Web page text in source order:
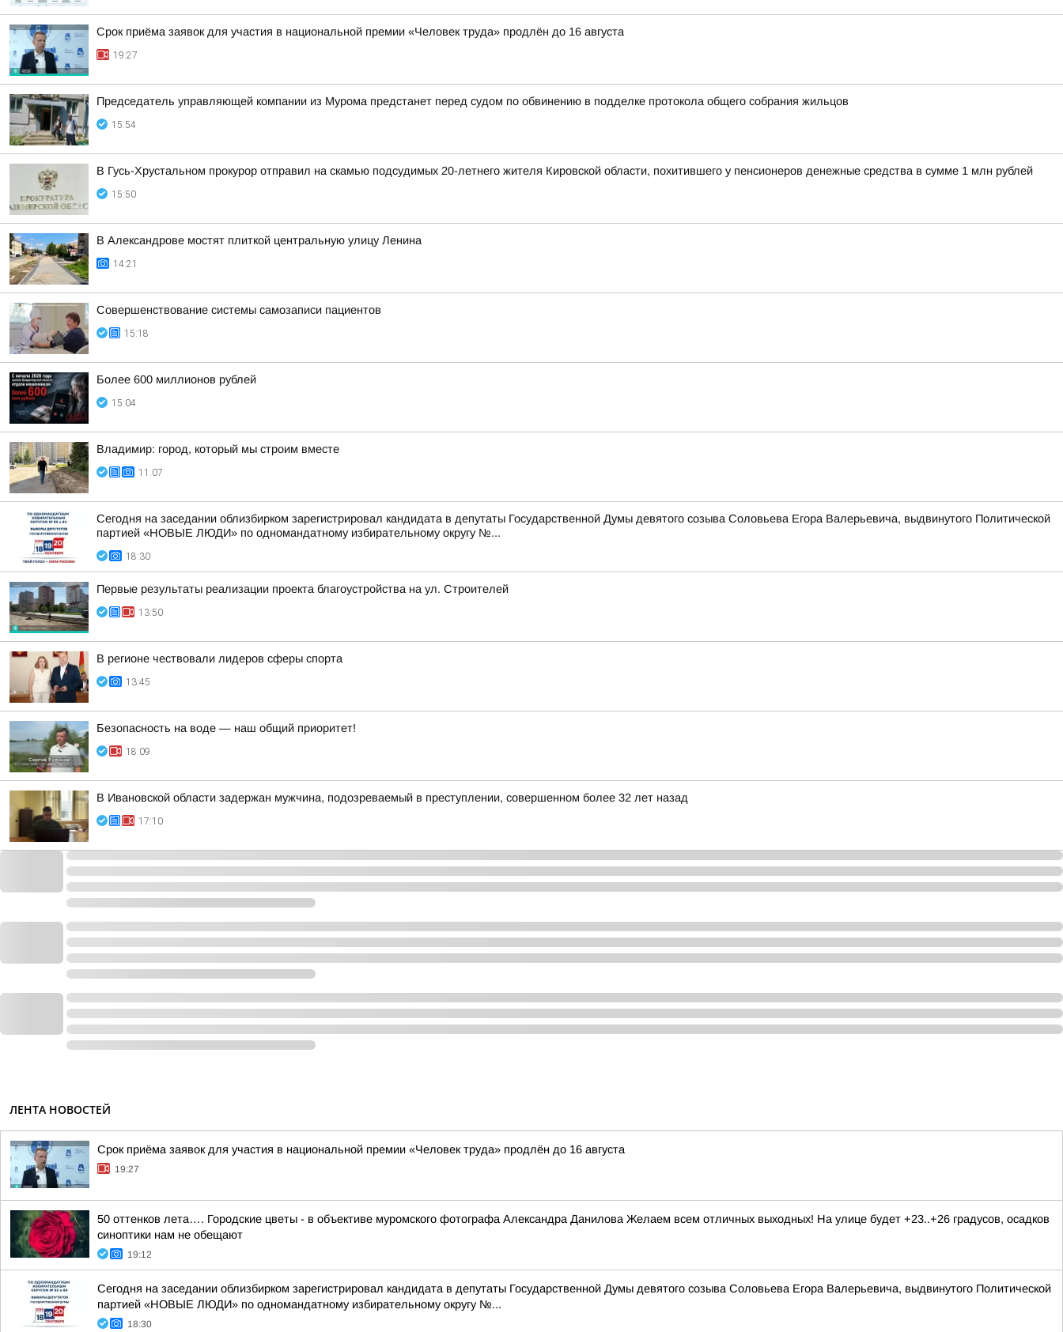
Срок приёма заявок для участия в национальной премии «Человек труда» продлён до 16 августа
19:27
Председатель управляющей компании из Мурома предстанет перед судом по обвинению в подделке протокола общего собрания жильцов
15:54
В Гусь-Хрустальном прокурор отправил на скамью подсудимых 20-летнего жителя Кировской области, похитившего у пенсионеров денежные средства в сумме 1 млн рублей
15:50
В Александрове мостят плиткой центральную улицу Ленина
14:21
Совершенствование системы самозаписи пациентов
15:18
Более 600 миллионов рублей
15:04
Владимир: город, который мы строим вместе
11:07
Сегодня на заседании облизбирком зарегистрировал кандидата в депутаты Государственной Думы девятого созыва Соловьева Егора Валерьевича, выдвинутого Политической
партией «НОВЫЕ ЛЮДИ» по одномандатному избирательному округу №...
18:30
Первые результаты реализации проекта благоустройства на ул. Строителей
13:50
В регионе чествовали лидеров сферы спорта
13:45
Безопасность на воде — наш общий приоритет!
18:09
В Ивановской области задержан мужчина, подозреваемый в преступлении, совершенном более 32 лет назад
17:10
ЛЕНТА НОВОСТЕЙ
Срок приёма заявок для участия в национальной премии «Человек труда» продлён до 16 августа
19:27
50 оттенков лета…. Городские цветы - в объективе муромского фотографа Александра Данилова Желаем всем отличных выходных! На улице будет +23..+26 градусов, осадков
синоптики нам не обещают
19:12
Сегодня на заседании облизбирком зарегистрировал кандидата в депутаты Государственной Думы девятого созыва Соловьева Егора Валерьевича, выдвинутого Политической
партией «НОВЫЕ ЛЮДИ» по одномандатному избирательному округу №...
18:30